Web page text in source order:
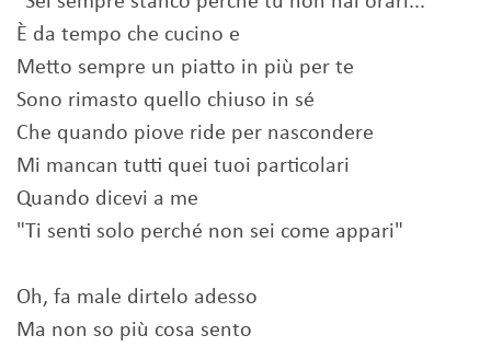
È da tempo che cucino e
Metto sempre un piatto in più per te
Sono rimasto quello chiuso in sé
Che quando piove ride per nascondere
Mi mancan tutti quei tuoi particolari
Quando dicevi a me
"Ti senti solo perché non sei come appari"
Oh, fa male dirtelo adesso
Ma non so più cosa sento